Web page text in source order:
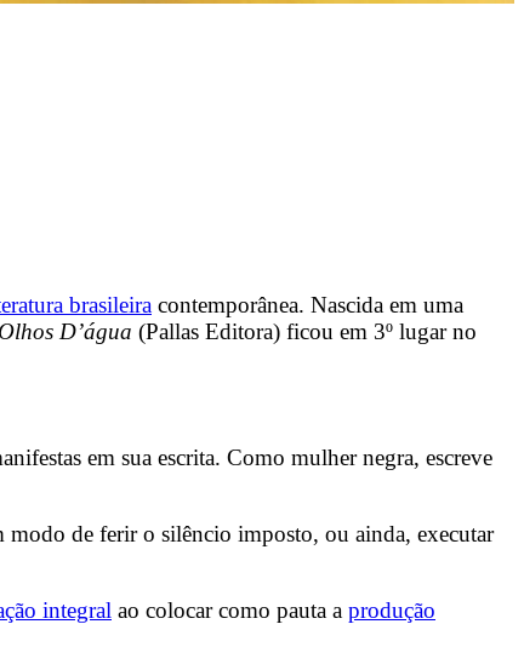
brasileira contemporânea. Nascida em uma
Olhos D’água (Pallas Editora) ficou em 3º lugar no
em sua escrita. Como mulher negra, escreve
modo de ferir o silêncio imposto, ou ainda, executar
integral ao colocar como pauta a produção